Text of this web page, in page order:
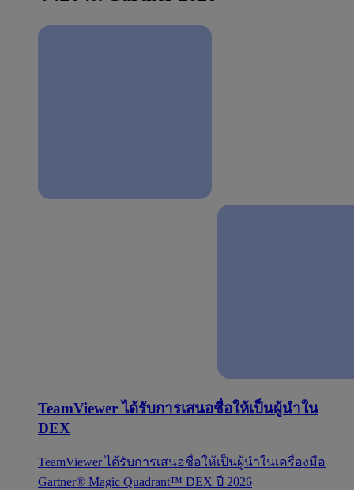
TeamViewer ได้รับการเสนอชื่อให้เป็นผู้นำใน
DEX
TeamViewer ได้รับการเสนอชื่อให้เป็นผู้นำในเครื่องมือ
Gartner® Magic Quadrant™ DEX ปี 2026